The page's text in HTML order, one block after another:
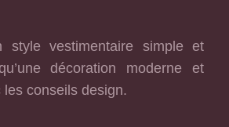
style vestimentaire simple et
décoration moderne et
conseils design.